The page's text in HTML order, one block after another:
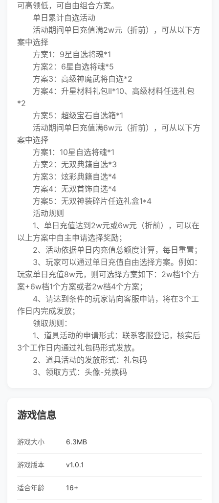
可高领低，可自由组合方案。
单日累计自选活动
活动期间单日充值满2w元（折前），可从以下方
案中选择
方案1：9星自选将魂*1
方案2：6星自选将魂*5
方案3：高级神魔武将自选*2
方案4：升星材料礼包II*10、高级材料任选礼包
*2
方案5：超级宝石自选箱*1
活动期间单日充值满6w元（折前），可从以下方
案中选择
方案1：10星自选将魂*1
方案2：无双典籍自选*3
方案3：炫彩典籍自选*4
方案4：无双首饰自选*4
方案5：无双神装碎片任选礼盒1*4
活动规则
1、单日充值达到2w元或6w元（折前），可以在
以上方案中自主申请选择奖励；
2、活动依据单日内充值总额度计算，每日重置；
3、玩家可以通过单日充值自由选择方案。例如：
玩家单日充值8w元，则可选择方案如下：2w档1个方
案+6w档1个方案或者2w档4个方案；
4、请达到条件的玩家请向客服申请，将在3个工
作日内完成发放；
领取规则：
1、道具活动的申请形式：联系客服登记，核实后
3个工作日内通过礼包码形式发放。
2、道具活动的发放形式：礼包码
3、领取方式：头像-兑换码
游戏信息
游戏大小 6.3MB
游戏版本 v1.0.1
适合年龄 16+